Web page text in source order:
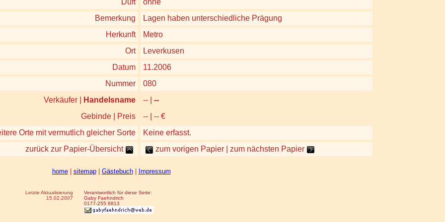
Duft
ohne
Bemerkung
Lagen haben unterschiedliche Prägung
Herkunft
Metro
Ort
Leverkusen
Datum
11.2006
Nummer
080
Verkäufer |
Handelsname -- | --
Gebinde | Preis
-- | -- €
Orte mit vermutlich gleicher Sorte
Keine erfasst.
zurück zur Papier-Übersicht
zum vorigen Papier | zum nächsten Papier
home| sitemap| Gästebuch| Impressum
Letzte Aktualisierung
15.02.2007
Verantwortlich für diese Seite:
Gaby Faehndrich
0177-255 8813